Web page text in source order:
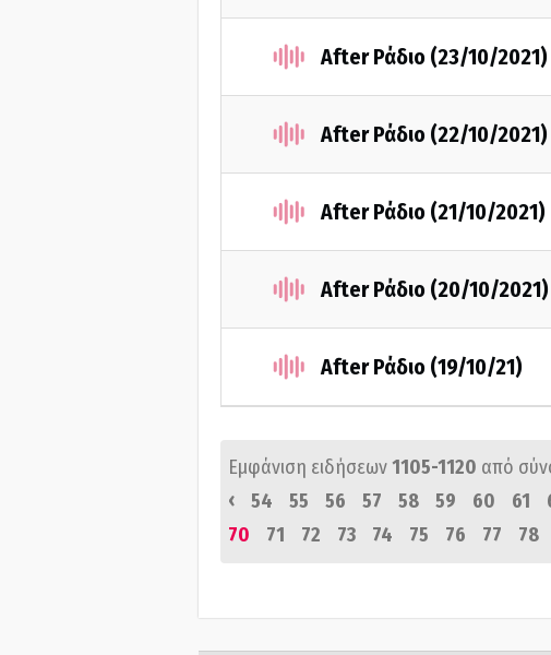
After Ράδιο (23/10/2021)
After Ράδιο (22/10/2021)
After Ράδιο (21/10/2021)
After Ράδιο (20/10/2021)
After Ράδιο (19/10/21)
Εμφάνιση ειδήσεων1105-1120 από
‹
54 55 56 57 58 59 60 61
70
71 72 73 74 75 76 77 78